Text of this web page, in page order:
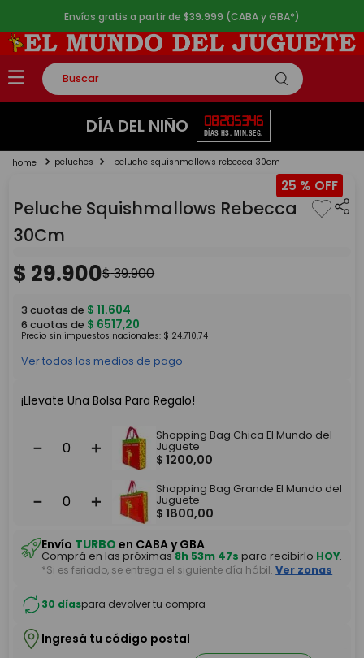
Envíos gratis a partir de $39.999 (CABA y GBA*)
Buscar
TÉRMINOS MÁS BUSCADOS
2.
lego
DÍA DEL NIÑO 08
DÍAS
20
HS.
53
MIN.
46
SEG.
peluches peluche squishmallows rebecca 30cm
25 %
Peluche Squishmallows Rebecca
30Cm
$ 29.900$39.900
3 cuotas de $ 11.604
6 cuotas de $ 6517,20
Precio sin impuestos nacionales: $ 24.710,74
Ver todos los medios de pago
¡Llevate Una Bolsa Para Regalo!
＋
－
Shopping Bag Chica El Mundo del
Juguete
$ 1200,00
＋
－
Shopping Bag Grande El Mundo del
Juguete
$ 1800,00
Envío TURBO en CABA y GBA
Comprá en las próximas8h 53m 47s para recibirlo HOY.
*Si es feriado, se entrega el siguiente día hábil. Ver zonas
30 díaspara devolver tu compra
Ingresá tu código postal